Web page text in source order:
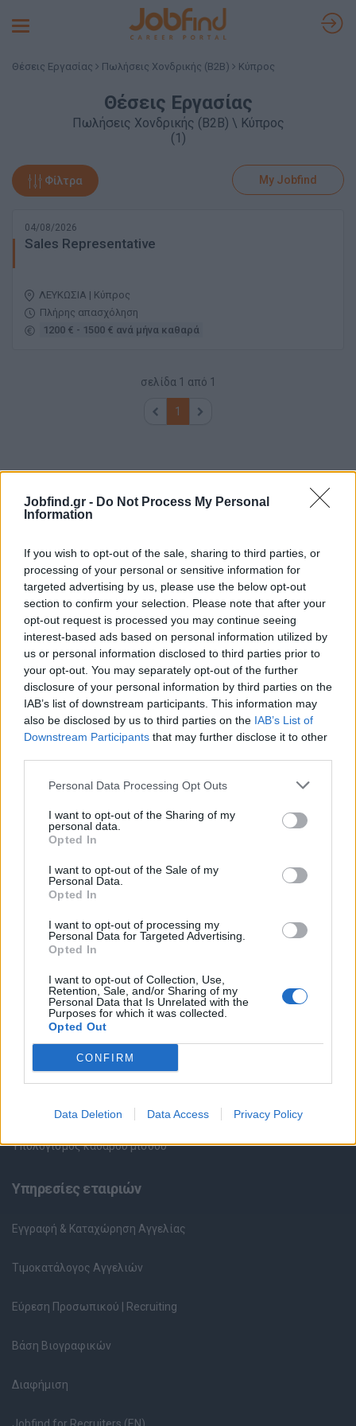
Jobfind.gr - Do Not Process My Personal
Information
If you wish to opt-out of the sale, sharing to third parties, or
processing of your personal or sensitive information for
targeted advertising by us, please use the below opt-out
section to confirm your selection. Please note that after your
opt-out request is processed you may continue seeing
interest-based ads based on personal information utilized by
us or personal information disclosed to third parties prior to
your opt-out. You may separately opt-out of the further
disclosure of your personal information by third parties on the
IAB’s list of downstream participants. This information may
also be disclosed by us to third parties on the IAB’s List of
Downstream Participants that may further disclose it to other
Personal Data Processing Opt Outs
I want to opt-out of the Sharing of my
personal data.
Opted In
I want to opt-out of the Sale of my
Personal Data.
Opted In
I want to opt-out of processing my
Personal Data for Targeted Advertising.
Opted In
I want to opt-out of Collection, Use,
Retention, Sale, and/or Sharing of my
Personal Data that Is Unrelated with the
Purposes for which it was collected.
Opted Out
CONFIRM
Data Deletion Data Access Privacy Policy
Toggle
Θέσεις Εργασίας Πωλήσεις Χονδρικής (B2B) Κύπρος
Θέσεις Εργασίας
Πωλήσεις Χονδρικής (B2B) \ Κύπρος
(1)
Φίλτρα My Jobfind
04/08/2026
Sales Representative
ΛΕΥΚΩΣΙΑ | Κύπρος
Πλήρης απασχόληση
1200 € - 1500 € ανά μήνα καθαρά
σελίδα 1 από 1
1
Θέσεις εργασίας
Όλες οι Θέσεις Εργασίας
Θέσεις Εργασίας ανά Ειδικότητα
Θέσεις Εργασίας ανά Εταιρεία
Κέντρο Βοήθειας
Υπηρεσίες υποψηφίων
Καταχώρηση Online Βιογραφικού
Συμβουλές Καριέρας
HR corner
Περιγραφές Θέσεων Εργασίας
Ερωτήσεις συνεντεύξεων
Υπολογισμός καθαρού μισθού
Υπηρεσίες εταιριών
Εγγραφή & Καταχώρηση Αγγελίας
Τιμοκατάλογος Αγγελιών
Εύρεση Προσωπικού | Recruiting
Βάση Βιογραφικών
Διαφήμιση